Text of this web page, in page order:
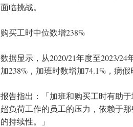
面临挑战。
购买工时中位数增238%
数据显示，从2020/21年度至2023/
加238%，加班时数增加74.1%，病
报告指出：「加班和购买工时有助
超负荷工作的员工的压力，依赖于
的持续性。」